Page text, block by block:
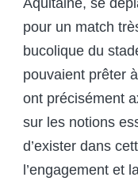
pour un match
bucolique du
pouvaient prêter
ont précisément
sur les notions
d’exister dans
l’engagement et